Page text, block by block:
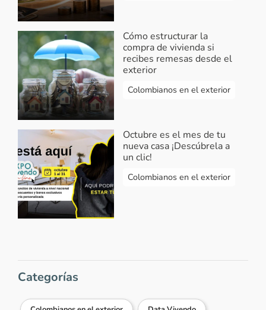
Cómo estructurar la
compra de vivienda si
recibes remesas desde el
exterior
Colombianos en el exterior
Octubre es el mes de tu
nueva casa ¡Descúbrela a
un clic!
Colombianos en el exterior
Categorías